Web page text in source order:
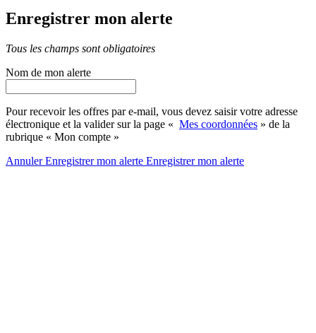
Enregistrer mon alerte
Tous les champs sont obligatoires
Nom de mon alerte
Pour recevoir les offres par e-mail, vous devez saisir votre adresse
électronique et la valider sur la page « Mes coordonnées » de la
rubrique « Mon compte »
AnnulerEnregistrer mon alerte Enregistrermon alerte